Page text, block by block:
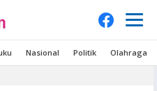
Nasional Politik Olahraga